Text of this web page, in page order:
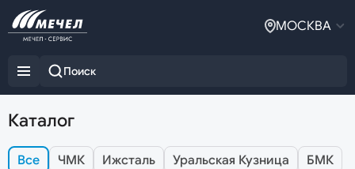
МОСКВА
Каталог
Все ЧМК Ижсталь Уральская Кузница БМК